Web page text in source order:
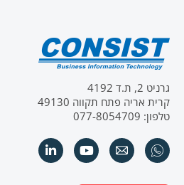
גרניט 2, ת.ד 4192
קרית אריה פתח תקווה 49130
טלפון: 077-8054709